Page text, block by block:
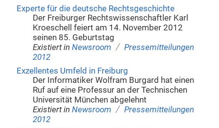
Experte für die deutsche Rechtsgeschichte
Der Freiburger Rechtswissenschaftler Karl
Kroeschell feiert am 14. November 2012
seinen 85. Geburtstag
Existiert in Newsroom / Pressemitteilungen
2012
Exzellentes Umfeld in Freiburg
Der Informatiker Wolfram Burgard hat einen
Ruf auf eine Professur an der Technischen
Universität München abgelehnt
Existiert in Newsroom / Pressemitteilungen
2012